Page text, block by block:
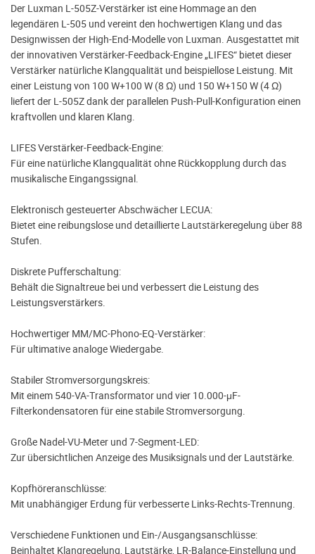
Der Luxman L-505Z-Verstärker ist eine Hommage an den
legendären L-505 und vereint den hochwertigen Klang und das
Designwissen der High-End-Modelle von Luxman. Ausgestattet mit
der innovativen Verstärker-Feedback-Engine „LIFES“ bietet dieser
Verstärker natürliche Klangqualität und beispiellose Leistung. Mit
einer Leistung von 100 W+100 W (8 Ω) und 150 W+150 W (4 Ω)
liefert der L-505Z dank der parallelen Push-Pull-Konfiguration einen
kraftvollen und klaren Klang.
LIFES Verstärker-Feedback-Engine:
Für eine natürliche Klangqualität ohne Rückkopplung durch das
musikalische Eingangssignal.
Elektronisch gesteuerter Abschwächer LECUA:
Bietet eine reibungslose und detaillierte Lautstärkeregelung über 88
Stufen.
Diskrete Pufferschaltung:
Behält die Signaltreue bei und verbessert die Leistung des
Leistungsverstärkers.
Hochwertiger MM/MC-Phono-EQ-Verstärker:
Für ultimative analoge Wiedergabe.
Stabiler Stromversorgungskreis:
Mit einem 540-VA-Transformator und vier 10.000-μF-
Filterkondensatoren für eine stabile Stromversorgung.
Große Nadel-VU-Meter und 7-Segment-LED:
Zur übersichtlichen Anzeige des Musiksignals und der Lautstärke.
Kopfhöreranschlüsse:
Mit unabhängiger Erdung für verbesserte Links-Rechts-Trennung.
Verschiedene Funktionen und Ein-/Ausgangsanschlüsse:
Beinhaltet Klangregelung, Lautstärke, LR-Balance-Einstellung und